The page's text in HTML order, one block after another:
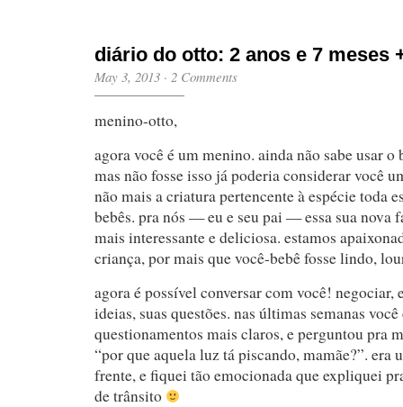
diário do otto: 2 anos e 7 meses
May 3, 2013 · 2 Comments
menino-otto,
agora você é um menino. ainda não sabe usar o
mas não fosse isso já poderia considerar você
não mais a criatura pertencente à espécie toda
bebês. pra nós — eu e seu pai — essa sua nova
mais interessante e deliciosa. estamos
criança, por mais que você-bebê fosse lindo,
agora é possível conversar com você! negociar,
ideias, suas questões. nas últimas semanas
questionamentos mais claros, e perguntou pra
“por que aquela luz tá piscando, mamãe?”. era
frente, e fiquei tão emocionada que expliquei
de trânsito